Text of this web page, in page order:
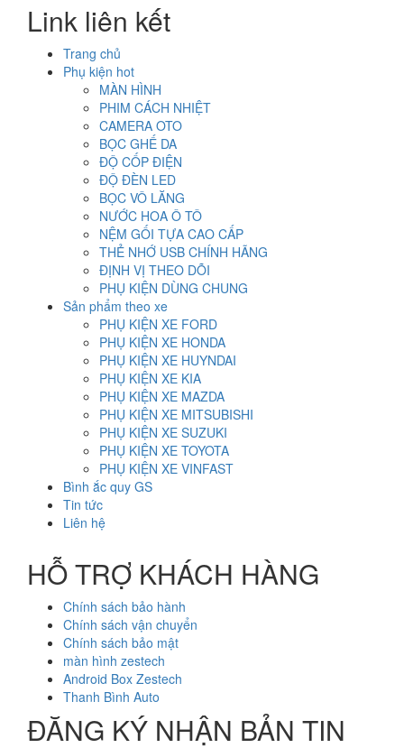
2.000.000₫.là:
1.200.000₫.
Link liên kết
Trang chủ
Phụ kiện hot
MÀN HÌNH
PHIM CÁCH NHIỆT
CAMERA OTO
BỌC GHẾ DA
ĐỘ CỐP ĐIỆN
ĐỘ ĐÈN LED
BỌC VÔ LĂNG
NƯỚC HOA Ô TÔ
NỆM GỐI TỰA CAO CẤP
THẺ NHỚ USB CHÍNH HÃNG
ĐỊNH VỊ THEO DÕI
PHỤ KIỆN DÙNG CHUNG
Sản phẩm theo xe
PHỤ KIỆN XE FORD
PHỤ KIỆN XE HONDA
PHỤ KIỆN XE HUYNDAI
PHỤ KIỆN XE KIA
PHỤ KIỆN XE MAZDA
PHỤ KIỆN XE MITSUBISHI
PHỤ KIỆN XE SUZUKI
PHỤ KIỆN XE TOYOTA
PHỤ KIỆN XE VINFAST
Bình ắc quy GS
Tin tức
Liên hệ
HỖ TRỢ KHÁCH HÀNG
Chính sách bảo hành
Chính sách vận chuyển
Chính sách bảo mật
màn hình zestech
Android Box Zestech
Thanh Bình Auto
ĐĂNG KÝ NHẬN BẢN TIN